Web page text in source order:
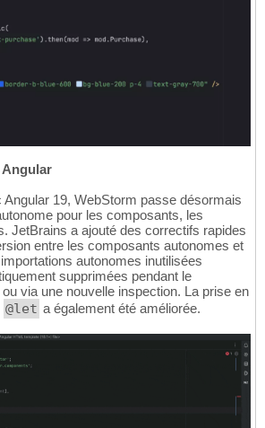
19, WebStorm passe désormais
pour les composants, les
JetBrains a ajouté des correctifs rapides
entre les composants autonomes et
autonomes inutilisées
supprimées pendant le
via une nouvelle inspection. La prise en
@let a également été améliorée.